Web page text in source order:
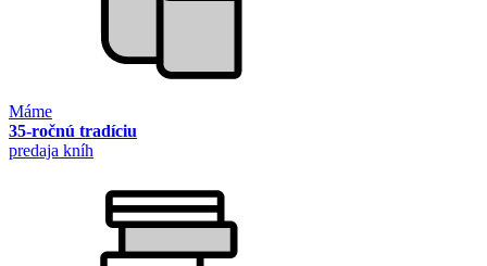
Máme
35-ročnú tradíciu
predaja kníh